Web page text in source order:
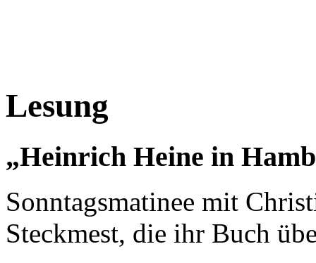
Lesung
„Heinrich Heine in
Sonntagsmatinee mit
Steckmest, die ihr Buch